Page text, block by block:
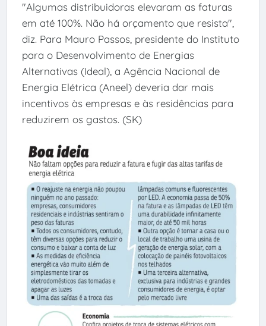
"Algumas distribuidoras elevaram as faturas
em até 100%. Não há orçamento que resista",
diz. Para Mauro Passos, presidente do Instituto
para o Desenvolvimento de Energias
Alternativas (Ideal), a Agência Nacional de
Energia Elétrica (Aneel) deveria dar mais
incentivos às empresas e às residências para
reduzirem os gastos. (SK)